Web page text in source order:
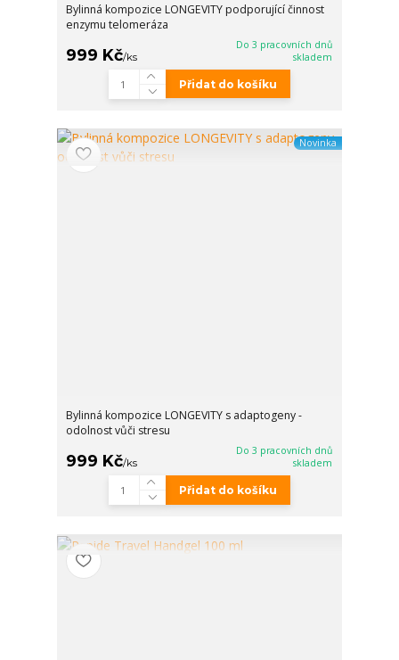
Bylinná kompozice LONGEVITY podporující činnost
enzymu telomeráza
999 Kč/ks
Do 3 pracovních dnů
skladem
Přidat do košíku
Novinka
Bylinná kompozice LONGEVITY s adaptogeny -
odolnost vůči stresu
999 Kč/ks
Do 3 pracovních dnů
skladem
Přidat do košíku